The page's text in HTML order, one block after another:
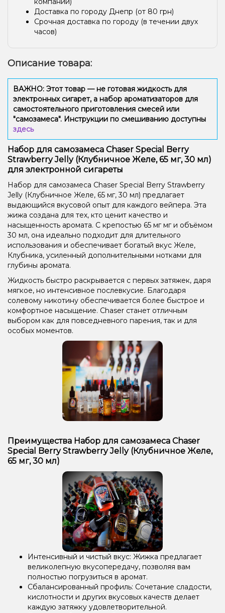
Доставка по городу Днепр (от 80 грн)
Срочная доставка по городу (в течении двух
часов)
Описание товара:
ВАЖНО: Этот товар — не готовая жидкость для
электронных сигарет, а набор ароматизаторов для
самостоятельного приготовления смесей или
"самозамеса". Инструкции по смешиванию доступны
здесь
Набор для самозамеса Chaser Special Berry
Strawberry Jelly (Клубничное Желе, 65 мг, 30 мл)
для электронной сигареты
Набор для самозамеса Chaser Special Berry Strawberry
Jelly (Клубничное Желе, 65 мг, 30 мл) предлагает
выдающийся вкусовой опыт для каждого вейпера. Эта
жижа создана для тех, кто ценит качество и
насыщенность аромата. С крепостью 65 мг мг и объёмом
30 мл, она идеально подходит для длительного
использования и обеспечивает богатый вкус Желе,
Клубника, усиленный дополнительными нотками для
глубины аромата.
Жидкость быстро раскрывается с первых затяжек, даря
мягкое, но интенсивное послевкусие. Благодаря
солевому никотину обеспечивается более быстрое и
комфортное насыщение. Chaser станет отличным
выбором как для повседневного парения, так и для
особых моментов.
Преимущества Набор для самозамеса Chaser
Special Berry Strawberry Jelly (Клубничное Желе,
65 мг, 30 мл)
Интенсивный и чистый вкус: Жижка предлагает
великолепную вкусопередачу, позволяя вам
полностью погрузиться в аромат.
Сбалансированный профиль: Сочетание сладости,
кислотности и других вкусовых качеств делает
каждую затяжку удовлетворительной.